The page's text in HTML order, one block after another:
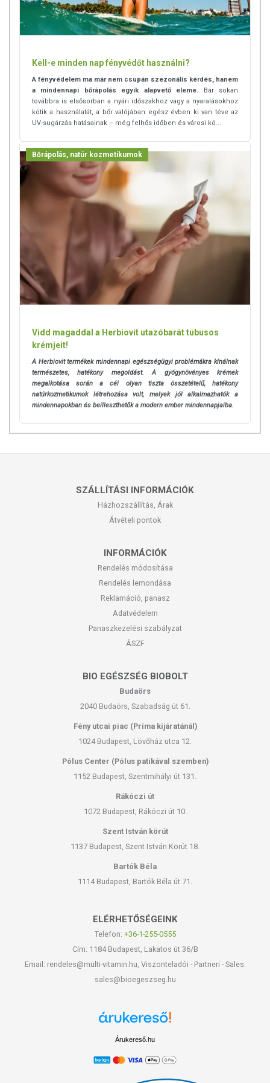
Minőségét megőrzi:Lásd a flakon alján feltüntetett időpontot.
Gyártja: Kaqun Distribution Kft.
A termék belső fogyasztásra nem alkalmas. A termék nem gyógyít
betegségeket. A termék nem az orvosi kezelés helyettesítésére
alkalmas. Betegség esetén használatát beszélje
meg kezelőorvosával! Kerülni kell a szembejutást. Az ajánlott napi
alkalmazási mennyiséget ne lépje túl! Ne használja irritált vagy sérült
bőrfelületen! Ne használja a készítményt, ha az összetevők
bármelyikére érzékeny vagy allergiás! Ha kiütés jelentkezik,
függessze fel a használatát! Gyermekektől elzárva tartandó.
Kell-e minden nap fényvédőt használni?
A fényvédelem ma már nem csupán szezonális kérdés, hanem
a mindennapi bőrápolás egyik alapvető eleme.
Bár sokan
továbbra is elsősorban a nyári időszakhoz vagy a nyaralásokhoz
kötik a használatát, a bőr valójában egész évben ki van téve az
UV-sugárzás hatásainak – még felhős időben és városi kö...
Bőrápolás, natúr kozmetikumok
Vidd magaddal a Herbiovit utazóbarát tubusos
krémjeit!
A Herbiovit termékek mindennapi egészségügyi problémákra kínálnak
természetes, hatékony megoldást. A gyógynövényes krémek
megalkotása során a cél olyan tiszta összetételű, hatékony
natúrkozmetikumok létrehozása volt, melyek jól alkalmazhatók a
mindennapokban és beilleszthetők a modern ember mindennapjaiba.
SZÁLLÍTÁSI INFORMÁCIÓK
Házhozszállítás, Árak
Átvételi pontok
INFORMÁCIÓK
Rendelés módosítása
Rendelés lemondása
Reklamáció, panasz
Adatvédelem
Panaszkezelési szabályzat
ÁSZF
BIO EGÉSZSÉG BIOBOLT
Budaörs
2040 Budaörs, Szabadság út 61.
Fény utcai piac (Príma kijáratánál)
1024 Budapest, Lövőház utca 12.
Pólus Center (Pólus patikával szemben)
1152 Budapest, Szentmihályi út 131.
Rákóczi út
1072 Budapest, Rákóczi út 10.
Szent István körút
1137 Budapest, Szent István Körút 18.
Bartók Béla
1114 Budapest, Bartók Béla út 71.
ELÉRHETŐSÉGEINK
Telefon: +36-1-255-0555
Cím: 1184 Budapest, Lakatos út 36/B
Email: rendeles@multi-vitamin.hu, Viszonteladói - Partneri - Sales:
sales@bioegeszseg.hu
Árukereső.hu